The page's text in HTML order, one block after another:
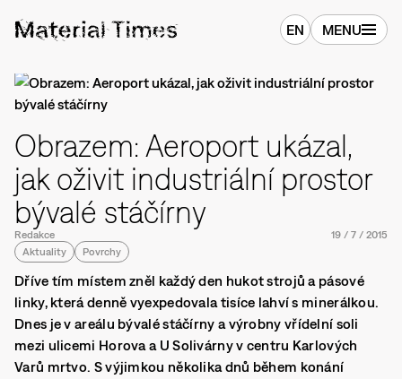
EN MENU
Obrazem: Aeroport ukázal,
jak oživit industriální prostor
bývalé stáčírny
Redakce 19 / 7 / 2015
Aktuality
Povrchy
Dříve tím místem zněl každý den hukot strojů a pásové
linky, která denně vyexpedovala tisíce lahví s minerálkou.
Dnes je v areálu bývalé stáčírny a výrobny vřídelní soli
mezi ulicemi Horova a U Solivárny v centru Karlových
Varů mrtvo. S výjimkou několika dnů během konání